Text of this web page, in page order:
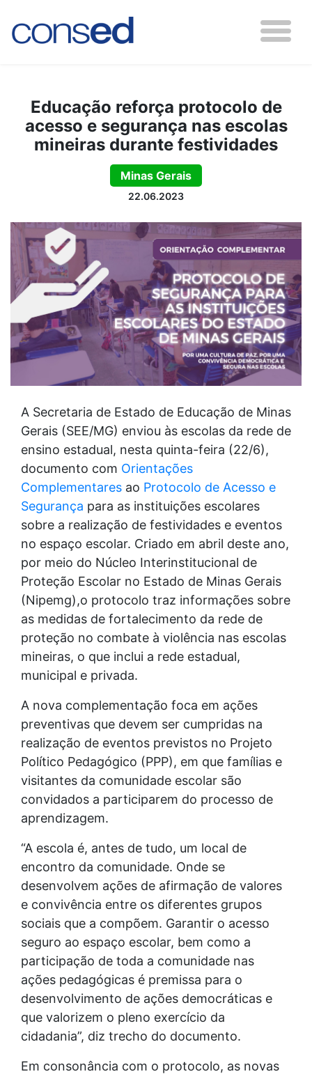
Educação reforça protocolo de
acesso e segurança nas escolas
mineiras durante festividades
Minas Gerais
22.06.2023
A Secretaria de Estado de Educação de Minas
Gerais (SEE/MG) enviou às escolas da rede de
ensino estadual, nesta quinta-feira (22/6),
documento com Orientações
Complementares ao Protocolo de Acesso e
Segurança para as instituições escolares
sobre a realização de festividades e eventos
no espaço escolar. Criado em abril deste ano,
por meio do Núcleo Interinstitucional de
Proteção Escolar no Estado de Minas Gerais
(Nipemg),o protocolo traz informações sobre
as medidas de fortalecimento da rede de
proteção no combate à violência nas escolas
mineiras, o que inclui a rede estadual,
municipal e privada.
A nova complementação foca em ações
preventivas que devem ser cumpridas na
realização de eventos previstos no Projeto
Político Pedagógico (PPP), em que famílias e
visitantes da comunidade escolar são
convidados a participarem do processo de
aprendizagem.
“A escola é, antes de tudo, um local de
encontro da comunidade. Onde se
desenvolvem ações de afirmação de valores
e convivência entre os diferentes grupos
sociais que a compõem. Garantir o acesso
seguro ao espaço escolar, bem como a
participação de toda a comunidade nas
ações pedagógicas é premissa para o
desenvolvimento de ações democráticas e
que valorizem o pleno exercício da
cidadania”, diz trecho do documento.
Em consonância com o protocolo, as novas